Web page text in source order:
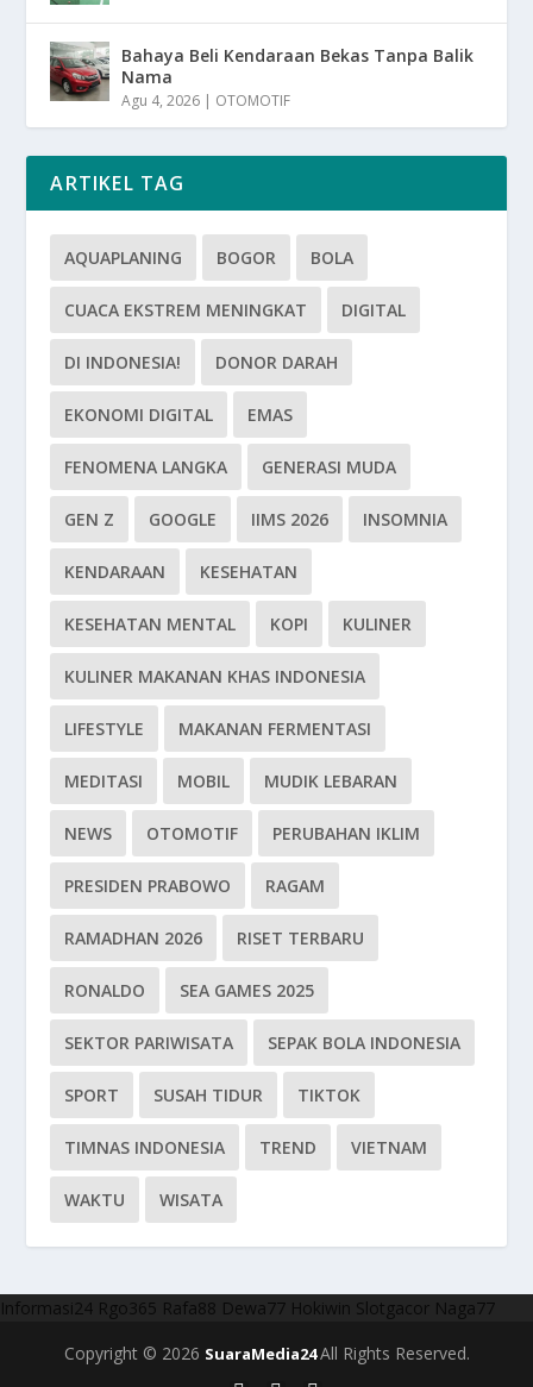
Bahaya Beli Kendaraan Bekas Tanpa Balik
Nama
Agu 4, 2026 OTOMOTIF
ARTIKEL TAG
AQUAPLANING BOGOR BOLA
CUACA EKSTREM MENINGKAT DIGITAL
DI INDONESIA! DONOR DARAH
EKONOMI DIGITAL EMAS
FENOMENA LANGKA GENERASI MUDA
GEN Z GOOGLE IIMS 2026 INSOMNIA
KENDARAAN KESEHATAN
KESEHATAN MENTAL KOPI KULINER
KULINER MAKANAN KHAS INDONESIA
LIFESTYLE MAKANAN FERMENTASI
MEDITASI MOBIL MUDIK LEBARAN
NEWS OTOMOTIF PERUBAHAN IKLIM
PRESIDEN PRABOWO RAGAM
RAMADHAN 2026 RISET TERBARU
RONALDO SEA GAMES 2025
SEKTOR PARIWISATA SEPAK BOLA INDONESIA
SPORT SUSAH TIDUR TIKTOK
TIMNAS INDONESIA TREND VIETNAM
WAKTU WISATA
Informasi24 Rgo365 Rafa88 Dewa77 Hokiwin Slotgacor Naga77
Copyright © 2026 SuaraMedia24All Rights Reserved.